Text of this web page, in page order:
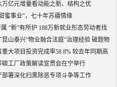
万亿元增量看动能之新、结构之优
蜜事业”，七十年苏疆情缘
属 “新”有所护 188万新就业形态劳动者找
昆山泰兴“物业融合法庭”治理经验 破题物
大难”
重大项目投资完成率58.8% 较去年同期高
分点
碳工厂政策解读宣贯会在宁举行
部署深化扫黑除恶专项斗争等工作